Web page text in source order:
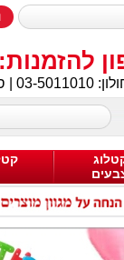
1-700-50-
03-5011010
|